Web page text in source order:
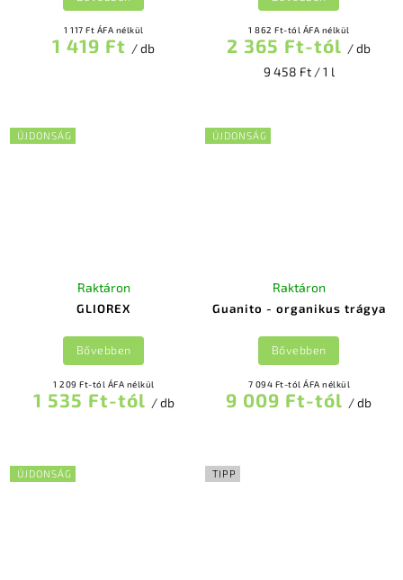
1 117 Ft ÁFA nélkül
1 419 Ft / db
1 862 Ft-tól ÁFA nélkül
2 365 Ft-tól / db
9 458 Ft / 1 l
ÚJDONSÁG
GLIOREX
Raktáron
1 209 Ft-tól ÁFA nélkül
1 535 Ft-tól / db
Bővebben
ÚJDONSÁG
Guanito - organikus trágya
Raktáron
7 094 Ft-tól ÁFA nélkül
9 009 Ft-tól / db
Bővebben
ÚJDONSÁG TIPP